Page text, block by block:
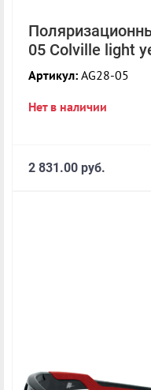
05 Colville light
Артикул: AG28-05
Нет в наличии
2 831.00 руб.